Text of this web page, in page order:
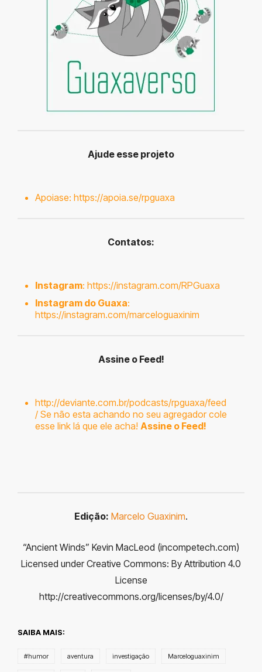
Ajude esse projeto
Apoiase: https://apoia.se/rpguaxa
Contatos:
Instagram: https://instagram.com/RPGuaxa
Instagram do Guaxa:
https://instagram.com/marceloguaxinim
Assine o Feed!
http://deviante.com.br/podcasts/rpguaxa/feed
/ Se não esta achando no seu agregador cole
esse link lá que ele acha! Assine o Feed!
Edição: Marcelo Guaxinim.
“Ancient Winds” Kevin MacLeod (incompetech.com)
Licensed under Creative Commons: By Attribution 4.0
License
http://creativecommons.org/licenses/by/4.0/
SAIBA MAIS:
#humor aventura investigação Marceloguaxinim